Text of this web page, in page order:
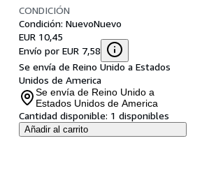
CONDICIÓN
Condición: NuevoNuevo
EUR 10,45
Envío por EUR 7,58
Se envía de Reino Unido a Estados
Unidos de America
Se envía de Reino Unido a
Estados Unidos de America
Cantidad disponible: 1 disponibles
Añadir al carrito